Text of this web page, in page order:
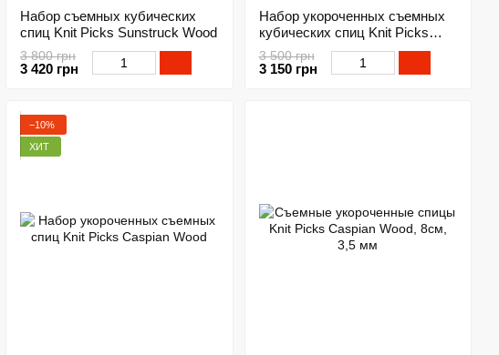
Набор съемных кубических
спиц Knit Picks Sunstruck Wood
3 800 грн
3 420 грн
Набор укороченных съемных
кубических спиц Knit Picks
Sunstruck Wood
3 500 грн
3 150 грн
−10%
ХИТ